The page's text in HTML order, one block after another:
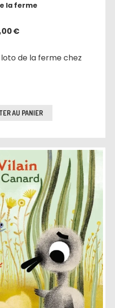
la ferme
€
de la ferme chez
AU PANIER